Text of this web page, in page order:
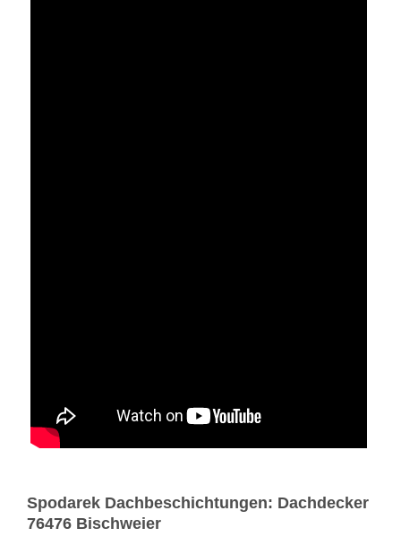
Spodarek Dachbeschichtungen: Dachdecker
76476 Bischweier